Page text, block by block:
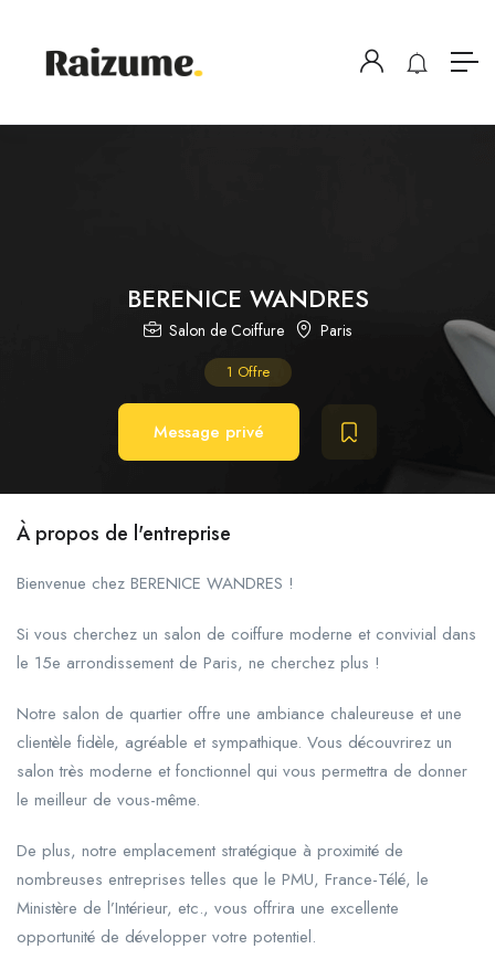
BERENICE WANDRES
Salon de Coiffure Paris
1 Offre
Message privé
À propos de l'entreprise
Bienvenue chez BERENICE WANDRES !
Si vous cherchez un salon de coiffure moderne et convivial dans
le 15e arrondissement de Paris, ne cherchez plus !
Notre salon de quartier offre une ambiance chaleureuse et une
clientèle fidèle, agréable et sympathique. Vous découvrirez un
salon très moderne et fonctionnel qui vous permettra de donner
le meilleur de vous-même.
De plus, notre emplacement stratégique à proximité de
nombreuses entreprises telles que le PMU, France-Télé, le
Ministère de l’Intérieur, etc., vous offrira une excellente
opportunité de développer votre potentiel.